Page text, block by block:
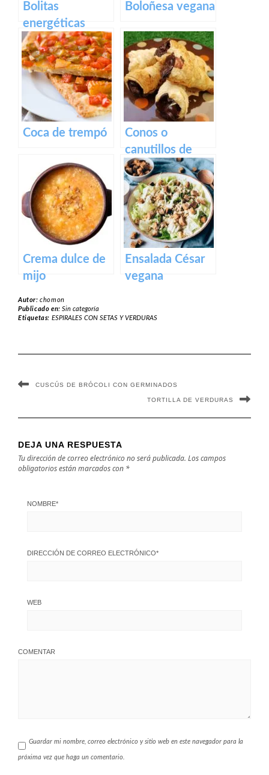
Bolitas
energéticas
saludables
Boloñesa vegana
Coca de trempó
Conos o
canutillos de
hojaldre rellenos
que crema de
chocolate
vegana
Crema dulce de
mijo
Ensalada César
vegana
Autor:chomon
Publicado en:Sin categoría
Etiquetas: ESPIRALES CON SETAS Y VERDURAS
CUSCÚS DE BRÓCOLI CON GERMINADOS
TORTILLA DE VERDURAS
DEJA UNA RESPUESTA
Tu dirección de correo electrónico no será publicada. Los campos
obligatorios están marcados con *
NOMBRE*
DIRECCIÓN DE CORREO ELECTRÓNICO*
WEB
COMENTAR
Guardar mi nombre, correo electrónico y sitio web en este navegador para la
próxima vez que haga un comentario.